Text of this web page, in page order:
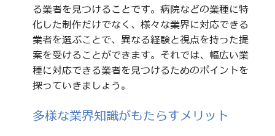
る業者を見つけることです。病院などの業種に特
化した制作だけでなく、様々な業界に対応できる
業者を選ぶことで、異なる経験と視点を持った提
案を受けることができます。それでは、幅広い業
種に対応できる業者を見つけるためのポイントを
探っていきましょう。
多様な業界知識がもたらすメリット